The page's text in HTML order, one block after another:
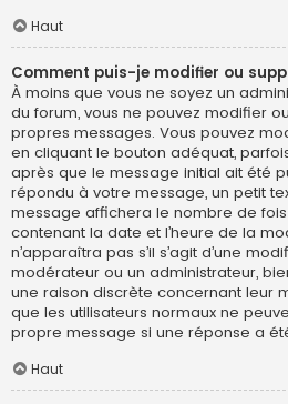
Haut
Comment puis-je modifier ou
À moins que vous ne soyez un
du forum, vous ne pouvez modifier
propres messages. Vous pouvez
en cliquant le bouton adéquat,
après que le message initial ait été
répondu à votre message, un petit
message affichera le nombre de fois
contenant la date et l’heure de la
n’apparaîtra pas s’il s’agit d’une
modérateur ou un administrateur,
une raison discrète concernant leur
que les utilisateurs normaux ne
propre message si une réponse a
Haut